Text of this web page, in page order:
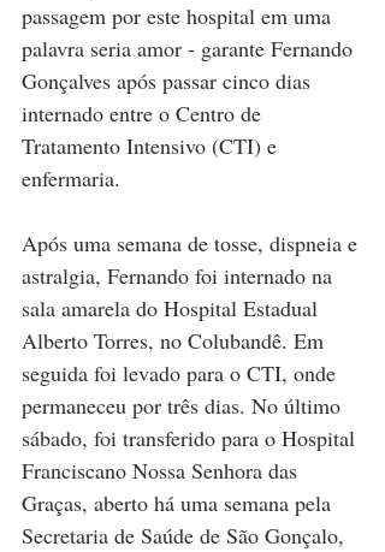
passagem por este hospital em uma
palavra seria amor - garante Fernando
Gonçalves após passar cinco dias
internado entre o Centro de
Tratamento Intensivo (CTI) e
enfermaria.
Após uma semana de tosse, dispneia e
astralgia, Fernando foi internado na
sala amarela do Hospital Estadual
Alberto Torres, no Colubandê. Em
seguida foi levado para o CTI, onde
permaneceu por três dias. No último
sábado, foi transferido para o Hospital
Franciscano Nossa Senhora das
Graças, aberto há uma semana pela
Secretaria de Saúde de São Gonçalo,